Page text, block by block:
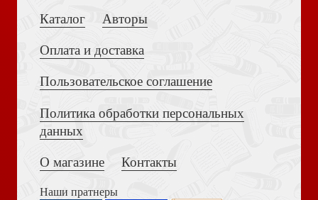
Каталог
Авторы
Оплата и доставка
Пользовательское соглашение
Политика обработки персональных
данных
О магазине
Контакты
Наши пратнеры